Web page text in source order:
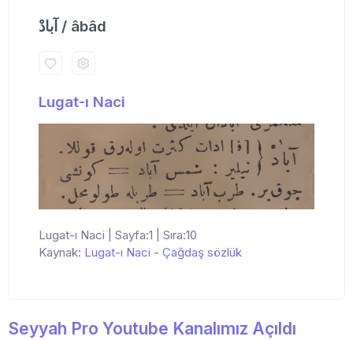
آبادْ / âbâd
Lugat-ı Naci
Lugat-ı Naci | Sayfa:1 | Sıra:10
Kaynak: Lugat-ı Naci - Çağdaş sözlük
Seyyah Pro Youtube Kanalımız Açıldı